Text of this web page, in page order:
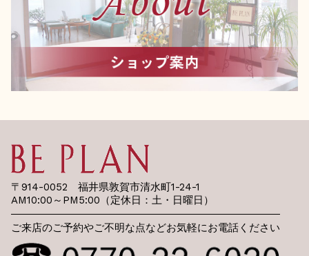
〒914-0052 福井県敦賀市清水町1-24-1
AM10:00～PM5:00（定休日：土・日曜日）
ご来店のご予約やご不明な点などお気軽にお電話ください